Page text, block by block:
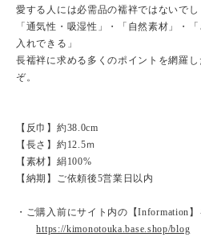
愛する人には必需品の襦袢ではないでし
「通気性・吸湿性」・「自然素材」・
入れできる」
長襦袢に求める多くのポイントを網羅
ぞ。
【反巾】約38.0cm
【長さ】約12.5ｍ
【素材】絹100%
【納期】ご依頼後5営業日以内
・ご購入前にサイト内の【Information
https://kimonotouka.base.shop/blog